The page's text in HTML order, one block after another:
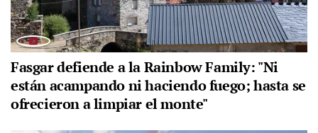
Fasgar defiende a la Rainbow Family: "Ni
están acampando ni haciendo fuego; hasta se
ofrecieron a limpiar el monte"